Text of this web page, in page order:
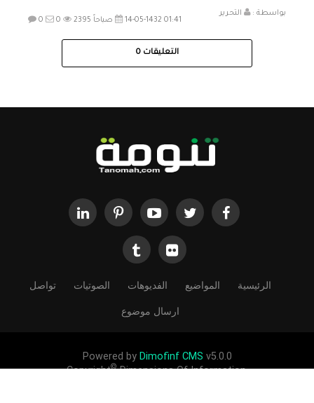
بواسطة :
التحرير
14-05-1432 01:41 صباحاً
0 0 2395
التعليقات 0
الرئيسية المواضيع الفديوهات الصوتيات تواصل
ارسال موضوع
Powered by Dimofinf CMS v5.0.0
Copyright©Dimensions Of Information.